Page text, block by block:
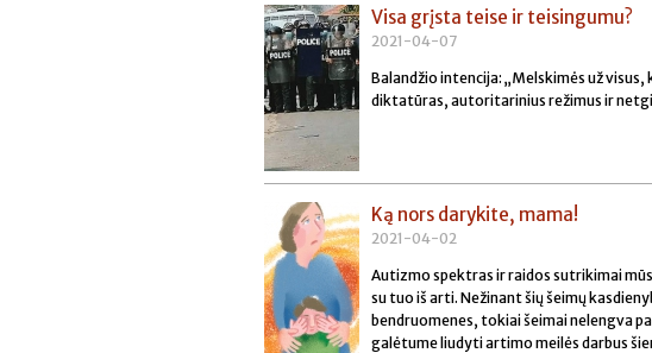
Visa grįsta teise ir teisingumu?
2021-04-07
Balandžio intencija: „Melskimės už
diktatūras, autoritarinius režimus ir
Ką nors darykite, mama!
2021-04-02
Autizmo spektras ir raidos sutrikimai
su tuo iš arti. Nežinant šių šeimų
bendruomenes, tokiai šeimai nelengva
galėtume liudyti artimo meilės darbus